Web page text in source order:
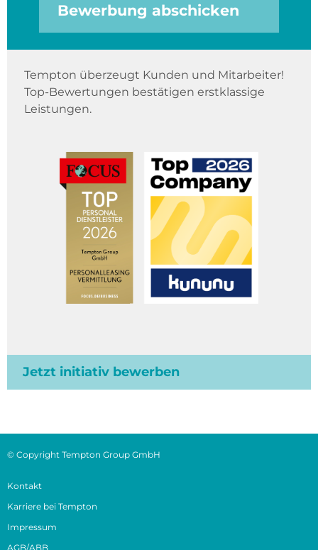
Bewerbung abschicken
Tempton überzeugt Kunden und Mitarbeiter!
Top-Bewertungen bestätigen erstklassige
Leistungen.
Jetzt initiativ bewerben
© Copyright Tempton Group GmbH
Kontakt
Karriere bei Tempton
Impressum
AGB/ABB